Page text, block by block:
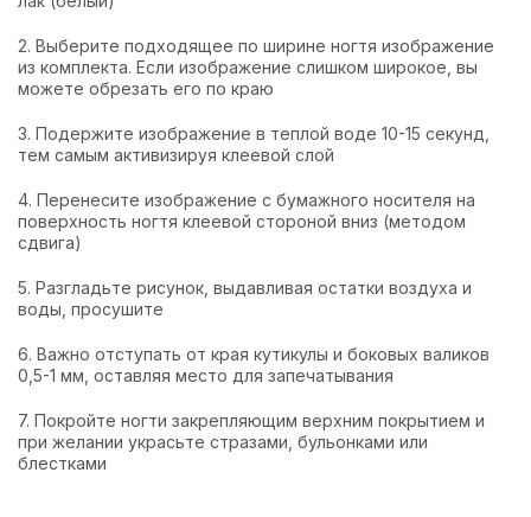
2. Выберите подходящее по ширине ногтя изображение
из комплекта. Если изображение слишком широкое, вы
можете обрезать его по краю
3. Подержите изображение в теплой воде 10-15 секунд,
тем самым активизируя клеевой слой
4. Перенесите изображение с бумажного носителя на
поверхность ногтя клеевой стороной вниз (методом
сдвига)
5. Разгладьте рисунок, выдавливая остатки воздуха и
воды, просушите
6. Важно отступать от края кутикулы и боковых валиков
0,5-1 мм, оставляя место для запечатывания
7. Покройте ногти закрепляющим верхним покрытием и
при желании украсьте стразами, бульонками или
блестками